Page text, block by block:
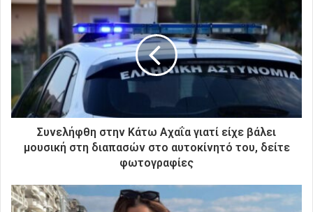
τ
ν
η
κ
τ
κ
ή
Συνελήφθη στην Κάτω Αχαΐα γιατί είχε βάλει
μουσική στη διαπασών στο αυτοκίνητό του, δείτε
φωτογραφίες